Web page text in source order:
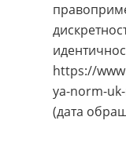
https://
ya-norm-
(дата